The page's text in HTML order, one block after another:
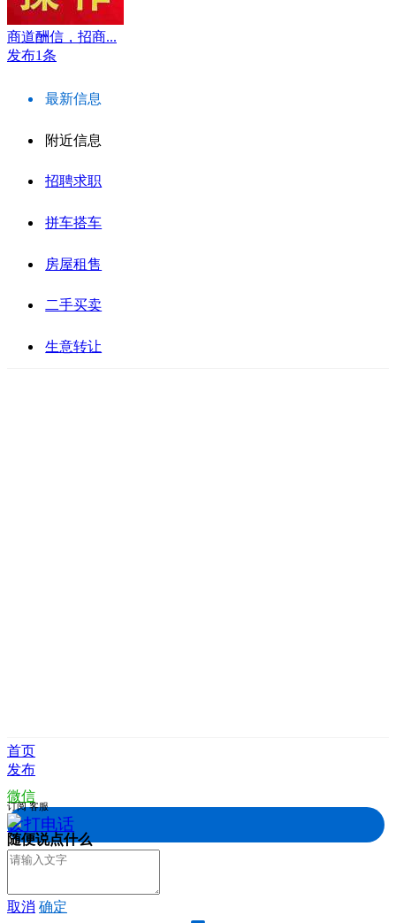
商道酬信，招商...
发布1条
最新信息
附近信息
招聘求职
拼车搭车
房屋租售
二手买卖
生意转让
首页
发布
微信
拨打电话
订阅 客服
随便说点什么
取消 确定